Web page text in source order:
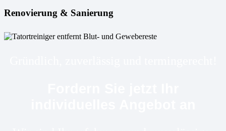
Renovierung & Sanierung